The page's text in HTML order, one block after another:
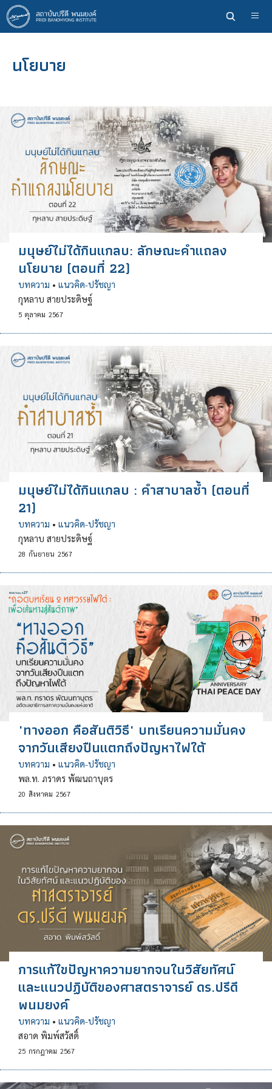
ข้าม
ไป
ยัง
หลักนโยบาย
มนุษย์ไม่ได้กินแกลบ: ลักษณะคำแถลง
นโยบาย (ตอนที่ 22)
บทความ • แนวคิด-ปรัชญา
กุหลาบ สายประดิษฐ์
5 ตุลาคม 2567
มนุษย์ไม่ได้กินแกลบ : คำสาบาลซ้ำ (ตอนที่
21)
บทความ • แนวคิด-ปรัชญา
กุหลาบ สายประดิษฐ์
28 กันยายน 2567
"ทางออก คือสันติวิธี" บทเรียนความมั่นคง
จากวันเสียงปืนแตกถึงปัญหาไฟใต้
บทความ • แนวคิด-ปรัชญา
พล.ท. ภราดร พัฒนถาบุตร
20 สิงหาคม 2567
การแก้ไขปัญหาความยากจนในวิสัยทัศน์
และแนวปฏิบัติของศาสตราจารย์ ดร.ปรีดี
พนมยงค์
บทความ • แนวคิด-ปรัชญา
สอาด พิมพ์สวัสดิ์
25 กรกฎาคม 2567